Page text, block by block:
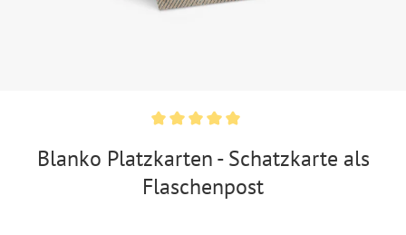
Blanko Platzkarten - Schatzkarte als
Flaschenpost